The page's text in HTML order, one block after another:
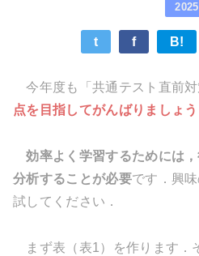
2025
t f B!
今年度も「共通テスト直前対
点を目指してがんばりましょう
効率よく学習するためには
分析することが必要です．興
試してください．
まず表（表1）を作ります．